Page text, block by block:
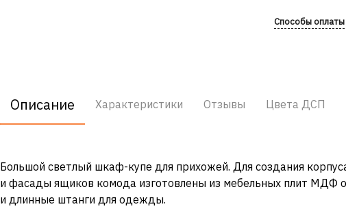
Способы оплаты
Описание Характеристики Отзывы Цвета ДСП
Большой светлый шкаф-купе для прихожей. Для создания
и фасады ящиков комода изготовлены из мебельных плит МДФ
и длинные штанги для одежды.